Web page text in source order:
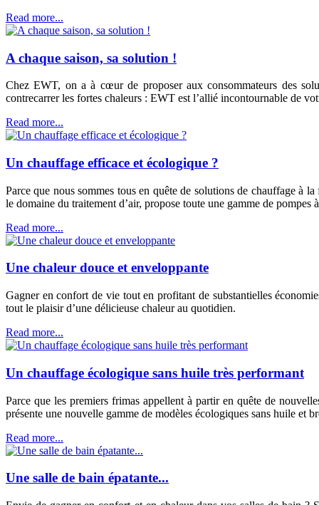
Read more...
A chaque saison, sa solution !
Chez EWT, on a à cœur de proposer aux consommateurs des
contrecarrer les fortes chaleurs : EWT est l’allié incontournable de
Read more...
Un chauffage efficace et écologique ?
Parce que nous sommes tous en quête de solutions de chauffage à
le domaine du traitement d’air, propose toute une gamme de
Read more...
Une chaleur douce et enveloppante
Gagner en confort de vie tout en profitant de substantielles
tout le plaisir d’une délicieuse chaleur au quotidien.
Read more...
Un chauffage écologique sans huile très performant
Parce que les premiers frimas appellent à partir en quête de
présente une nouvelle gamme de modèles écologiques sans huile et
Read more...
Une salle de bain épatante...